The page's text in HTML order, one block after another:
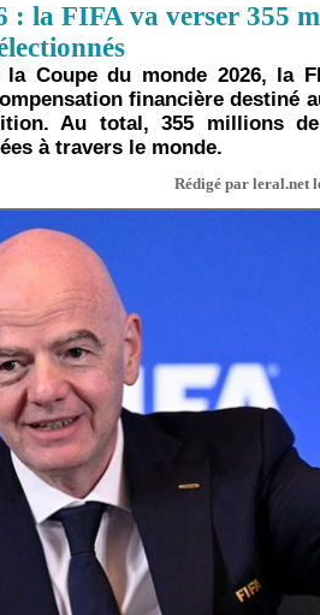
: la FIFA va verser 355
la Coupe du monde 2026, la
financière destiné
Au total, 355 millions
à travers le monde.
Rédigé par leral.net